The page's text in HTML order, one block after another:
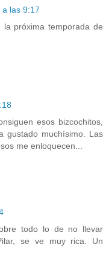
las 9:17
la próxima temporada de
esos bizcochitos,
gustado muchísimo. Las
me enloquecen...
todo lo de no llevar
se ve muy rica. Un